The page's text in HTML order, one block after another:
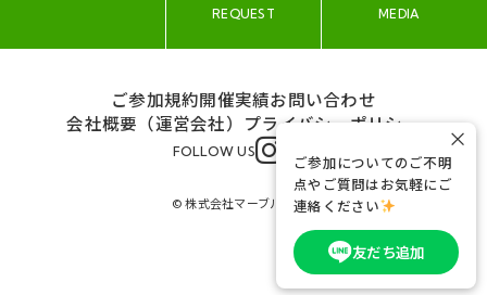
REQUEST MEDIA
ご参加規約開催実績お問い合わせ
会社概要（運営会社） プライバシーポリシー
FOLLOW US
© 株式会社マーブル&コー
ご参加についてのご不明
点やご質問はお気軽にご
連絡ください
友だち追加
×